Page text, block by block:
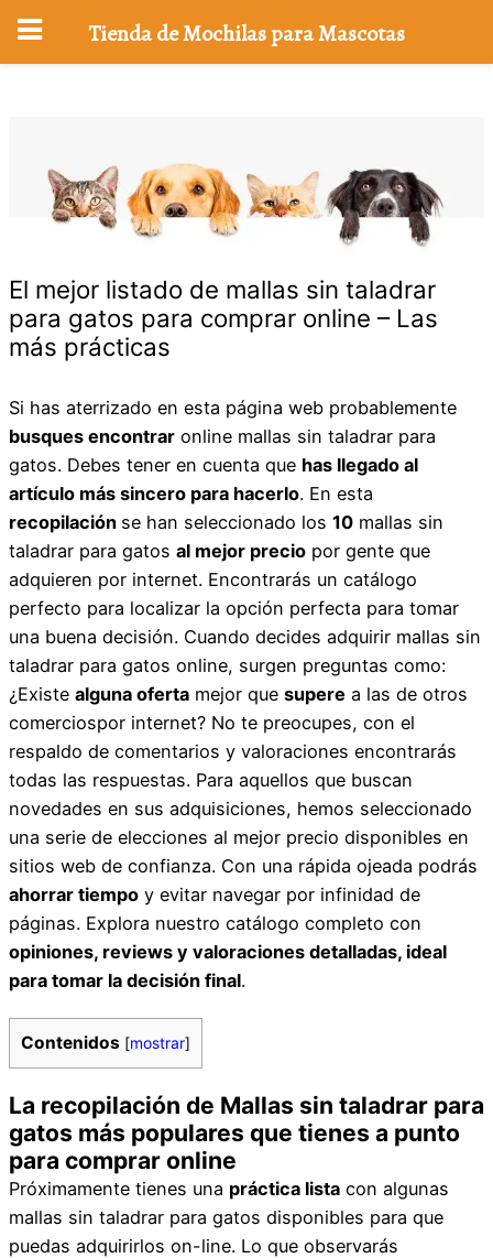
El mejor listado de mallas sin taladrar
para gatos para comprar online – Las
más prácticas
Si has aterrizado en esta página web probablemente
busques encontrar online mallas sin taladrar para
gatos. Debes tener en cuenta que has llegado al
artículo más sincero para hacerlo. En esta
recopilación se han seleccionado los 10 mallas sin
taladrar para gatos al mejor precio por gente que
adquieren por internet. Encontrarás un catálogo
perfecto para localizar la opción perfecta para tomar
una buena decisión. Cuando decides adquirir mallas sin
taladrar para gatos online, surgen preguntas como:
¿Existe alguna oferta mejor que supere a las de otros
comerciospor internet? No te preocupes, con el
respaldo de comentarios y valoraciones encontrarás
todas las respuestas. Para aquellos que buscan
novedades en sus adquisiciones, hemos seleccionado
una serie de elecciones al mejor precio disponibles en
sitios web de confianza. Con una rápida ojeada podrás
ahorrar tiempo y evitar navegar por infinidad de
páginas. Explora nuestro catálogo completo con
opiniones, reviews y valoraciones detalladas, ideal
para tomar la decisión final.
Contenidos [mostrar]
La recopilación de Mallas sin taladrar para
gatos más populares que tienes a punto
para comprar online
Próximamente tienes una práctica lista con algunas
mallas sin taladrar para gatos disponibles para que
puedas adquirirlos on-line. Lo que observarás
Tienda de Mochilas para Mascotas